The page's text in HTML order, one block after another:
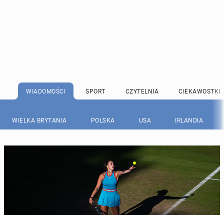
WIADOMOŚCI SPORT CZYTELNIA CIEKAWOSTKI
WIELKA BRYTANIA POLSKA USA IRLANDIA